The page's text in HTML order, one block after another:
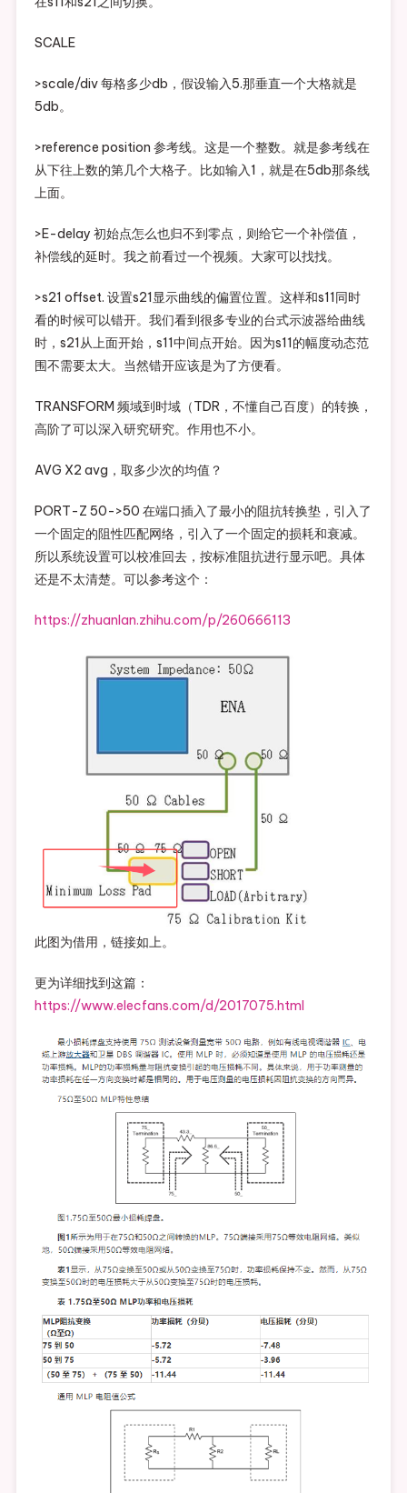
SCALE
>scale/div 每格多少db，假设输入5.那垂直一个大格就是
5db。
>reference position 参考线。这是一个整数。就是参考线在
从下往上数的第几个大格子。比如输入1，就是在5db那条线
上面。
>E-delay 初始点怎么也归不到零点，则给它一个补偿值，
补偿线的延时。我之前看过一个视频。大家可以找找。
>s21 offset. 设置s21显示曲线的偏置位置。这样和s11同时
看的时候可以错开。我们看到很多专业的台式示波器给曲线
时，s21从上面开始，s11中间点开始。因为s11的幅度动态范
围不需要太大。当然错开应该是为了方便看。
TRANSFORM 频域到时域（TDR，不懂自己百度）的转换，
高阶了可以深入研究研究。作用也不小。
AVG X2 avg，取多少次的均值？
PORT-Z 50->50 在端口插入了最小的阻抗转换垫，引入了
一个固定的阻性匹配网络，引入了一个固定的损耗和衰减。
所以系统设置可以校准回去，按标准阻抗进行显示吧。具体
还是不太清楚。可以参考这个：
https://zhuanlan.zhihu.com/p/260666113
此图为借用，链接如上。
更为详细找到这篇：
https://www.elecfans.com/d/2017075.html